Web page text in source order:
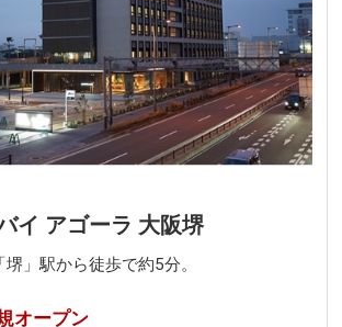
イ アゴーラ 大阪堺
」駅から徒歩で約5分。
オープン